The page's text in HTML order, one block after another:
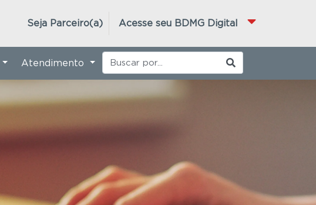
Acesse seu BDMG Digital
Seja Parceiro(a)
Atendimento